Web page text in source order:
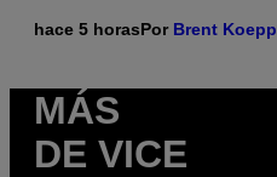
hace 5 horasPor Brent Koepp
MÁS
DE VICE